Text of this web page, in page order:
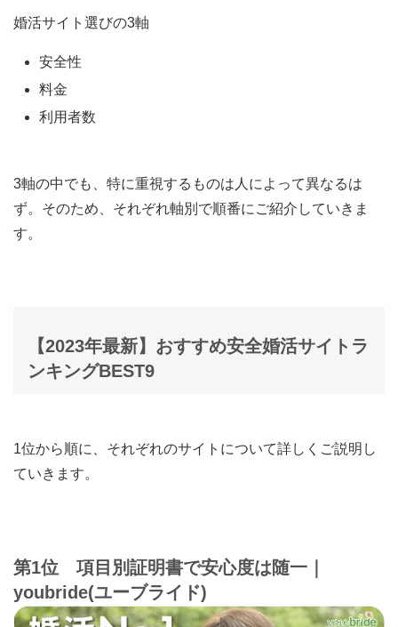
婚活サイト選びの3軸
安全性
料金
利用者数
3軸の中でも、特に重視するものは人によって異なるは
ず。そのため、それぞれ軸別で順番にご紹介していきま
す。
【2023年最新】おすすめ安全婚活サイトラ
ンキングBEST9
1位から順に、それぞれのサイトについて詳しくご説明し
ていきます。
第1位 項目別証明書で安心度は随一｜
youbride(ユーブライド)